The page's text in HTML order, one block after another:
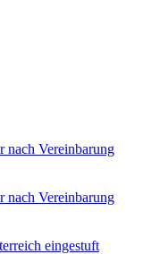
nach Vereinbarung
nach Vereinbarung
eingestuft